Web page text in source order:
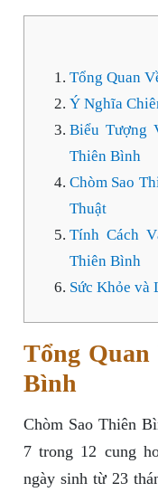
Tổng Quan
Ý Nghĩa
Biểu Tượng
Thiên Bình
Chòm Sao
Thuật
Tính Cách
Thiên Bình
Sức Khỏe và
Tổng Quan
Bình
Chòm Sao Thiên
7 trong 12 cung
ngày sinh từ 23